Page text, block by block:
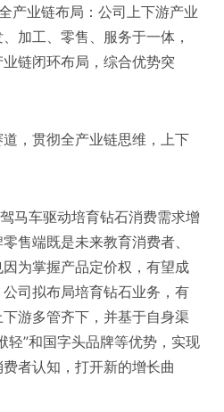
产业链布局：公司上下游产业
加工、零售、服务于一体，
链闭环布局，综合优势突
，贯彻全产业链思维，上下
马车驱动培育钻石消费需求增
售端既是未来教育消费者、
为掌握产品定价权，有望成
司拟布局培育钻石业务，有
游多管齐下，并基于自身渠
轻”和国字头品牌等优势，实现
者认知，打开新的增长曲